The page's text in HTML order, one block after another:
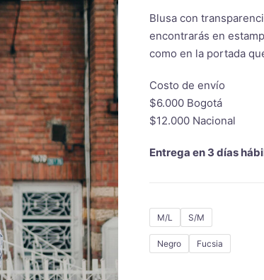
Blusa con
encontrarás en
como en la portada
Costo de envío
$6.000 Bogotá
$12.000 Nacional
Entrega en 3 días
M/L S/M
Negro Fucsia